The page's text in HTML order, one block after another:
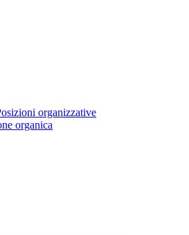
organizzative
organica